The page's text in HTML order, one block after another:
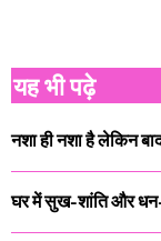
यह भी पढ़े
नशा ही नशा है लेकिन
घर में सुख-शांति और धन-